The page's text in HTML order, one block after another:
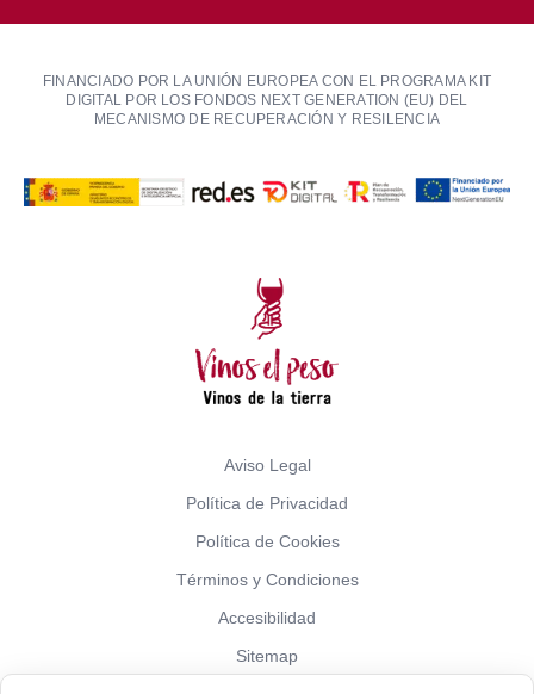
FINANCIADO POR LA UNIÓN EUROPEA CON EL PROGRAMA KIT
DIGITAL POR LOS FONDOS NEXT GENERATION (EU) DEL
MECANISMO DE RECUPERACIÓN Y RESILENCIA
Aviso Legal
Política de Privacidad
Política de Cookies
Términos y Condiciones
Accesibilidad
Sitemap